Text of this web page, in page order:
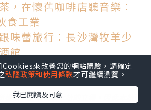
，在懷舊咖啡店聽音樂：
食工業
味蕾旅行：長沙灣牧羊少
館
提供，並不代表本站的立場。因此本站對
來改善您的網站體驗，請確定
私隱政策和使用條款才可繼續瀏覽。
我已閱讀及同意